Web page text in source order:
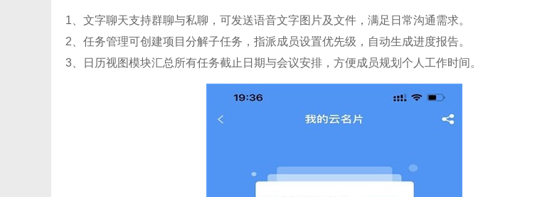
1、文字聊天支持群聊与私聊，可发送语音文字图片及文件，满足日常沟通需求。
2、任务管理可创建项目分解子任务，指派成员设置优先级，自动生成进度报告。
3、日历视图模块汇总所有任务截止日期与会议安排，方便成员规划个人工作时间。